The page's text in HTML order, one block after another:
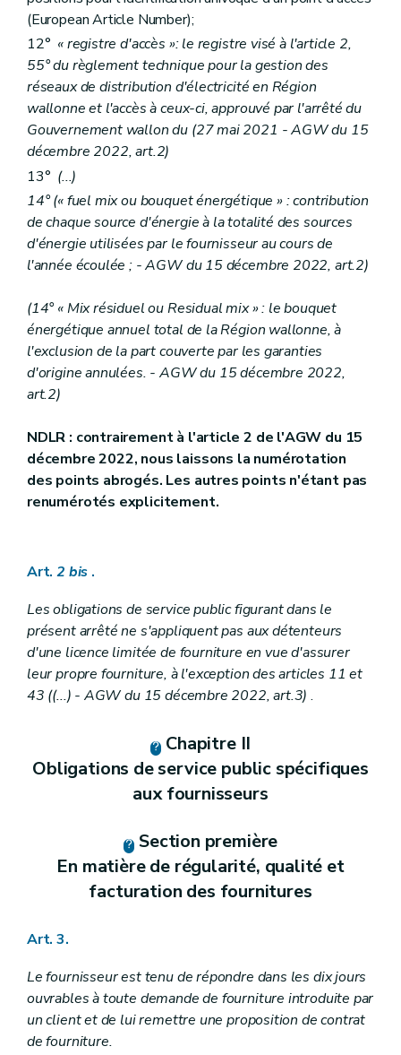
(European Article Number);
12° « registre d'accès »: le registre visé à l'article 2,
55° du règlement technique pour la gestion des
réseaux de distribution d'électricité en Région
wallonne et l'accès à ceux-ci, approuvé par l'arrêté du
Gouvernement wallon du (27 mai 2021 - AGW du 15
décembre 2022, art.2)
13° (...)
14° (« fuel mix ou bouquet énergétique » : contribution
de chaque source d'énergie à la totalité des sources
d'énergie utilisées par le fournisseur au cours de
l'année écoulée ; - AGW du 15 décembre 2022, art.2)
(14° « Mix résiduel ou Residual mix » : le bouquet
énergétique annuel total de la Région wallonne, à
l'exclusion de la part couverte par les garanties
d'origine annulées. - AGW du 15 décembre 2022,
art.2)
NDLR : contrairement à l'article 2 de l'AGW du 15
décembre 2022, nous laissons la numérotation
des points abrogés. Les autres points n'étant pas
renumérotés explicitement.
Art.2 bis .
Les obligations de service public figurant dans le
présent arrêté ne s'appliquent pas aux détenteurs
d'une licence limitée de fourniture en vue d'assurer
leur propre fourniture, à l'exception des articles 11 et
43 ((...) - AGW du 15 décembre 2022, art.3).
Chapitre II
Obligations de service public spécifiques
aux fournisseurs
Section première
En matière de régularité, qualité et
facturation des fournitures
Art. 3.
Le fournisseur est tenu de répondre dans les dix jours
ouvrables à toute demande de fourniture introduite par
un client et de lui remettre une proposition de contrat
de fourniture.